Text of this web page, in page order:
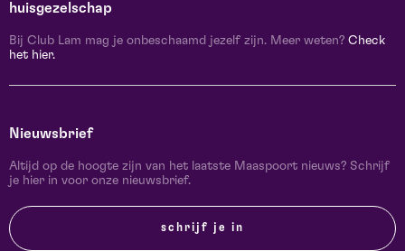
huisgezelschap
Bij Club Lam mag je onbeschaamd jezelf zijn. Meer weten? Check
het hier.
Nieuwsbrief
Altijd op de hoogte zijn van het laatste Maaspoort nieuws? Schrijf
je hier in voor onze nieuwsbrief.
schrijf je in